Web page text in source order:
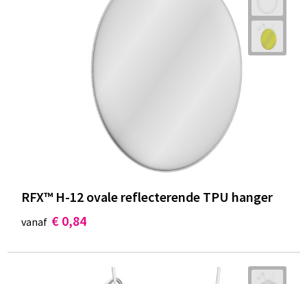
RFX™ H-12 ovale reflecterende TPU hanger
vanaf € 0,84